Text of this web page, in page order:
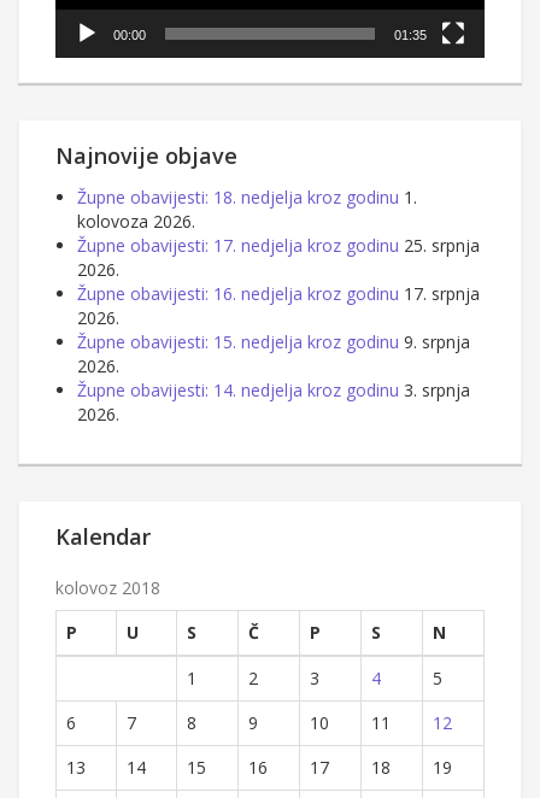
00:00 01:35
Najnovije objave
Župne obavijesti: 18. nedjelja kroz godinu 1.
kolovoza 2026.
Župne obavijesti: 17. nedjelja kroz godinu 25. srpnja
2026.
Župne obavijesti: 16. nedjelja kroz godinu 17. srpnja
2026.
Župne obavijesti: 15. nedjelja kroz godinu 9. srpnja
2026.
Župne obavijesti: 14. nedjelja kroz godinu 3. srpnja
2026.
Kalendar
kolovoz 2018
P
U S Č P S
N
1
2 3 4
5
6
7 8 9 10 11
12
13
14 15 16 17 18
19